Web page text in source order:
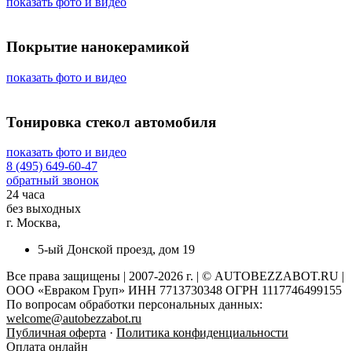
Покрытие нанокерамикой
показать фото и видео
Тонировка стекол автомобиля
показать фото и видео
8 (495) 649-60-47
обратный звонок
24 часа
без выходных
г. Москва,
5-ый Донской проезд, дом 19
Все права защищены | 2007-2026 г. | © AUTOBEZZABOT.RU |
ООО «Евраком Груп» ИНН 7713730348 ОГРН 1117746499155
По вопросам обработки персональных данных:
welcome@autobezzabot.ru
Публичная оферта · Политика конфиденциальности
Оплата онлайн